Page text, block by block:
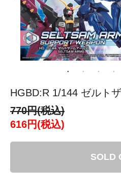
HGBD:R 1/144 ゼルト
770円(税込)
616円(税込)
SOLD